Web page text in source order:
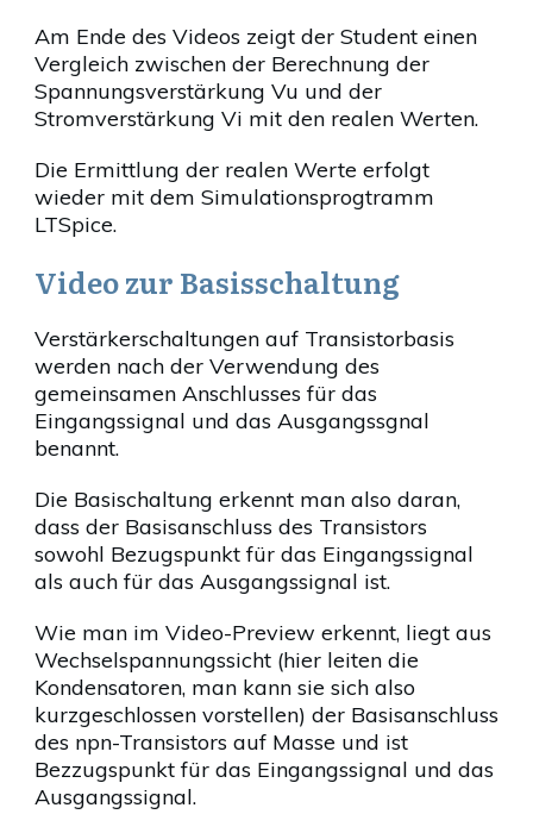
Am Ende des Videos zeigt der Student einen
Vergleich zwischen der Berechnung der
Spannungsverstärkung Vu und der
Stromverstärkung Vi mit den realen Werten.
Die Ermittlung der realen Werte erfolgt
wieder mit dem Simulationsprogtramm
LTSpice.
Video zur Basisschaltung
Verstärkerschaltungen auf Transistorbasis
werden nach der Verwendung des
gemeinsamen Anschlusses für das
Eingangssignal und das Ausgangssgnal
benannt.
Die Basischaltung erkennt man also daran,
dass der Basisanschluss des Transistors
sowohl Bezugspunkt für das Eingangssignal
als auch für das Ausgangssignal ist.
Wie man im Video-Preview erkennt, liegt aus
Wechselspannungssicht (hier leiten die
Kondensatoren, man kann sie sich also
kurzgeschlossen vorstellen) der Basisanschluss
des npn-Transistors auf Masse und ist
Bezzugspunkt für das Eingangssignal und das
Ausgangssignal.